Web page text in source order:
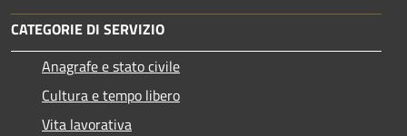
CATEGORIE DI SERVIZIO
Anagrafe e stato civile
Cultura e tempo libero
Vita lavorativa